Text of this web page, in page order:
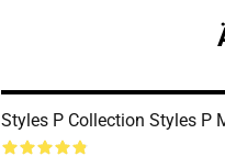
Styles P Collection Styles P